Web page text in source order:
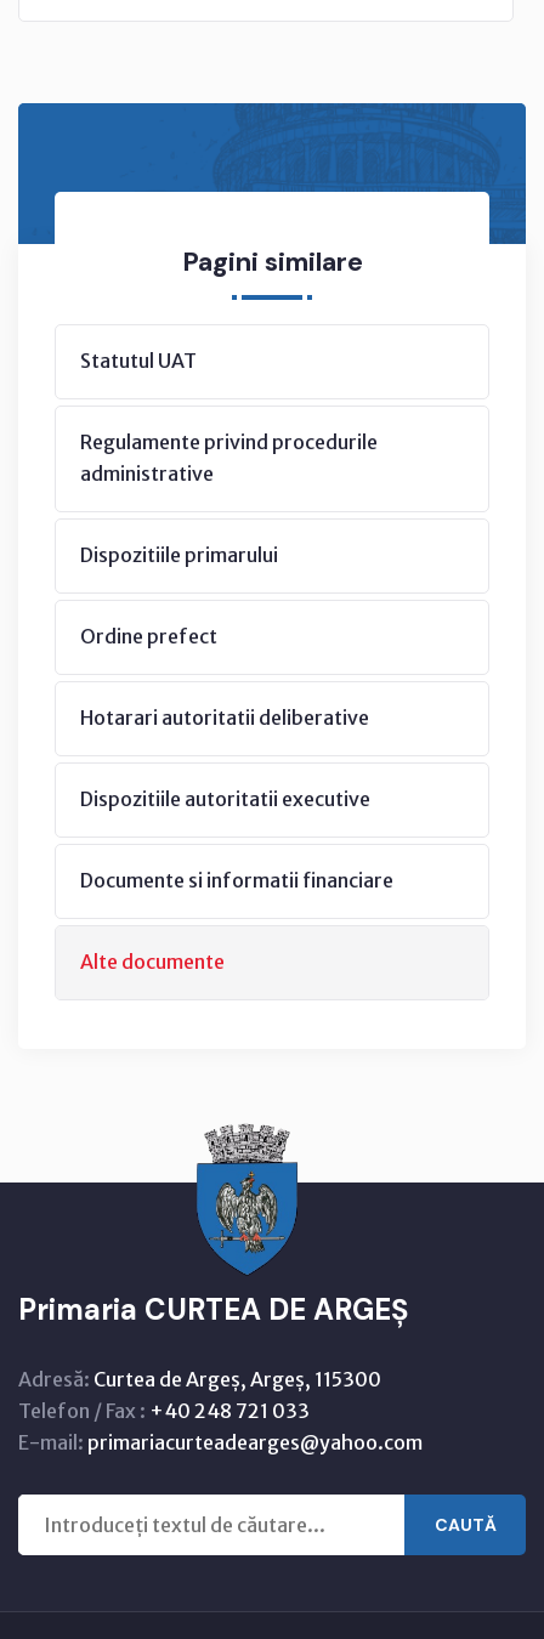
Pagini similare
Statutul UAT
Regulamente privind procedurile
administrative
Dispozitiile primarului
Ordine prefect
Hotarari autoritatii deliberative
Dispozitiile autoritatii executive
Documente si informatii financiare
Alte documente
Primaria CURTEA DE ARGEȘ
Adresă: Curtea de Argeș, Argeș, 115300
Telefon / Fax : +40 248 721 033
E-mail: primariacurteadearges@yahoo.com
CAUTĂ